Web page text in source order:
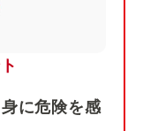
に危険を感